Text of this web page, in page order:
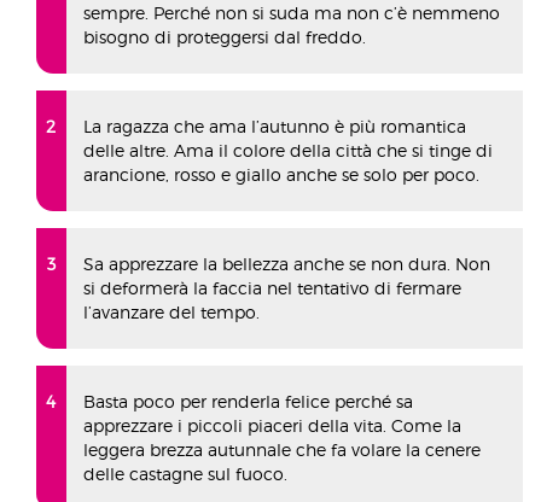
sempre. Perché non si suda ma non c’è nemmeno
bisogno di proteggersi dal freddo.
La ragazza che ama l’autunno è più romantica
delle altre. Ama il colore della città che si tinge di
arancione, rosso e giallo anche se solo per poco.
Sa apprezzare la bellezza anche se non dura. Non
si deformerà la faccia nel tentativo di fermare
l’avanzare del tempo.
Basta poco per renderla felice perché sa
apprezzare i piccoli piaceri della vita. Come la
leggera brezza autunnale che fa volare la cenere
delle castagne sul fuoco.